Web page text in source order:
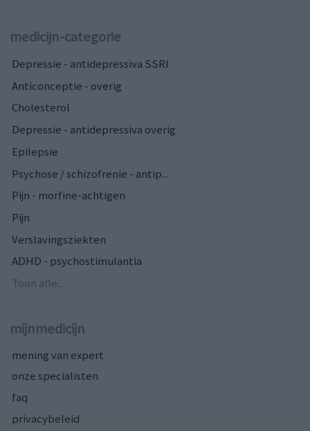
medicijn-categorie
Depressie - antidepressiva SSRI
Anticonceptie - overig
Cholesterol
Depressie - antidepressiva overig
Epilepsie
Psychose / schizofrenie - antip...
Pijn - morfine-achtigen
Pijn
Verslavingsziekten
ADHD - psychostimulantia
Toon alle...
mijnmedicijn
mening van expert
onze specialisten
faq
privacybeleid